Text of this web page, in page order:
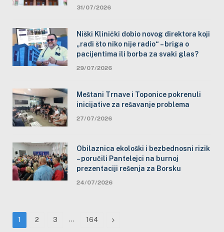
31/07/2026
Niški Klinički dobio novog direktora koji
„radi što niko nije radio“ – briga o
pacijentima ili borba za svaki glas?
29/07/2026
Meštani Trnave i Toponice pokrenuli
inicijative za rešavanje problema
27/07/2026
Obilaznica ekološki i bezbednosni rizik
– poručili Pantelejci na burnoj
prezentaciji rešenja za Borsku
24/07/2026
1 2 3 … 164 Next